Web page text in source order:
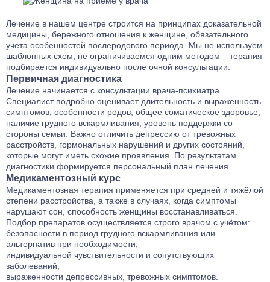
Лечение в нашем центре строится на принципах доказательной
медицины, бережного отношения к женщине, обязательного
учёта особенностей послеродового периода. Мы не используем
шаблонных схем, не ограничиваемся одним методом – терапия
подбирается индивидуально после очной консультации.
Первичная диагностика
Лечение начинается с консультации врача-психиатра.
Специалист подробно оценивает длительность и выраженность
симптомов, особенности родов, общее соматическое здоровье,
наличие грудного вскармливания, уровень поддержки со
стороны семьи. Важно отличить депрессию от тревожных
расстройств, гормональных нарушений и других состояний,
которые могут иметь схожие проявления. По результатам
диагностики формируется персональный план лечения.
Медикаментозный курс
Медикаментозная терапия применяется при средней и тяжёлой
степени расстройства, а также в случаях, когда симптомы
нарушают сон, способность женщины восстанавливаться.
Подбор препаратов осуществляется строго врачом с учётом:
безопасности в период грудного вскармливания или
альтернатив при необходимости;
индивидуальной чувствительности и сопутствующих
заболеваний;
выраженности депрессивных, тревожных симптомов.